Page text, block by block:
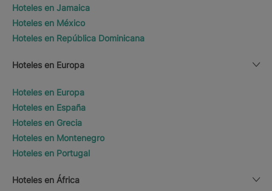
Hoteles en Jamaica
Hoteles en México
Hoteles en República Dominicana
Hoteles en Europa
Hoteles en Europa
Hoteles en España
Hoteles en Grecia
Hoteles en Montenegro
Hoteles en Portugal
Hoteles en África